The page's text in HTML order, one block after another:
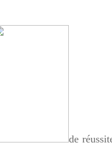
de